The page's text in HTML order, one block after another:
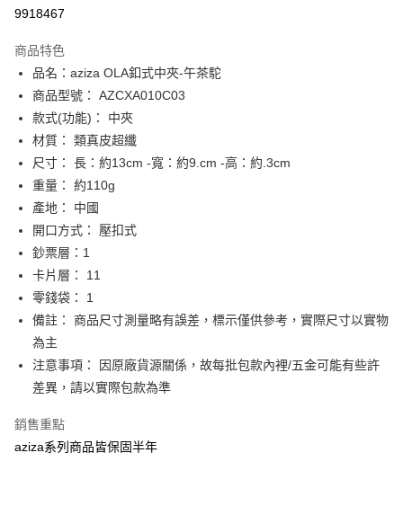
Google Pay
全盈+PAY
大哥付你分期
相關說明
【大哥付你分期使用說明】
1.本服務由台灣大哥大提供，台灣大哥大用戶可立即使用無須另外申請。
2.付款方式選擇「大哥付你分期」，訂單成立後會自動跳轉到大哥付的交易
流程，驗證手機門號後，選擇欲分期的期數、繳款截止日，確認付款後即完
成交易。
3.實際核准額度、可分期數及費用金額請依後續交易確認頁面所載為準。
消。如遇「轉專審核」未通過狀況，表示未達大哥付你分期系統評分，恕無
法說明評估內容。
【繳款方式說明】
1.分期款項不併入電信帳單，「大哥付你分期」於每月結算日後寄送繳費提
醒簡訊。
2.透過簡訊連結打開帳單後，可選擇「超商條碼／台灣大直營門市／銀行轉
1.本服務係由「台灣大哥大股份有限公司」（以下簡稱本公司）所提供，讓
用戶於交易時，得透過本服務購買商品或服務，並由商店將買賣／分期付款
AFTEE先享後付
相關說明
【關於「AFTEE先享後付」】
AFTEE先享後付是「在收到商品之後才付款」的支付方式。 讓您購物簡單
便利好安心！
１．簡單：不需註冊會員、不需綁卡、不需儲值。
３．安心：先確認商品／服務後，再付款。
【「AFTEE先享後付」結帳流程】
１．於結帳方式選擇「AFTEE先享後付」後，將跳轉至「AFTEE先享後付」
結帳頁面，進行簡訊認證並確認金額後，即可完成結帳。
２．訂單成立數日內，您將收到繳費通知簡訊。
ATM／網路銀行／等多元方式進行付款，方視為交易完成。
※ 請注意：結帳手續完成當下不需立刻繳費，但若您需要取消訂單，請聯絡
購買商品的店家。未經商家同意取消之訂單仍視為有效，需透過AFTEE先享
ATM付款
運送方式
每筆NT$70，滿NT$899(含以上)免運費
付款後7-11取貨
每筆NT$70，滿NT$899(含以上)免運費
宅配
每筆NT$100，滿NT$1,000(含以上)免運費
9918467
商品特色
品名：aziza OLA釦式中夾-午茶駝
商品型號： AZCXA010C03
款式(功能)： 中夾
材質： 類真皮超纖
尺寸： 長：約13cm -寬：約9.cm -高：約.3cm
重量： 約110g
產地： 中國
開口方式： 壓扣式
鈔票層：1
卡片層： 11
零錢袋： 1
備註： 商品尺寸測量略有誤差，標示僅供參考，實際尺寸以實物
為主
注意事項： 因原廠貨源關係，故每批包款內裡/五金可能有些許
差異，請以實際包款為準
銷售重點
aziza系列商品皆保固半年